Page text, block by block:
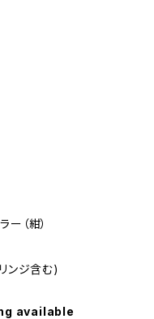
（紺）
ンジ含む)
available